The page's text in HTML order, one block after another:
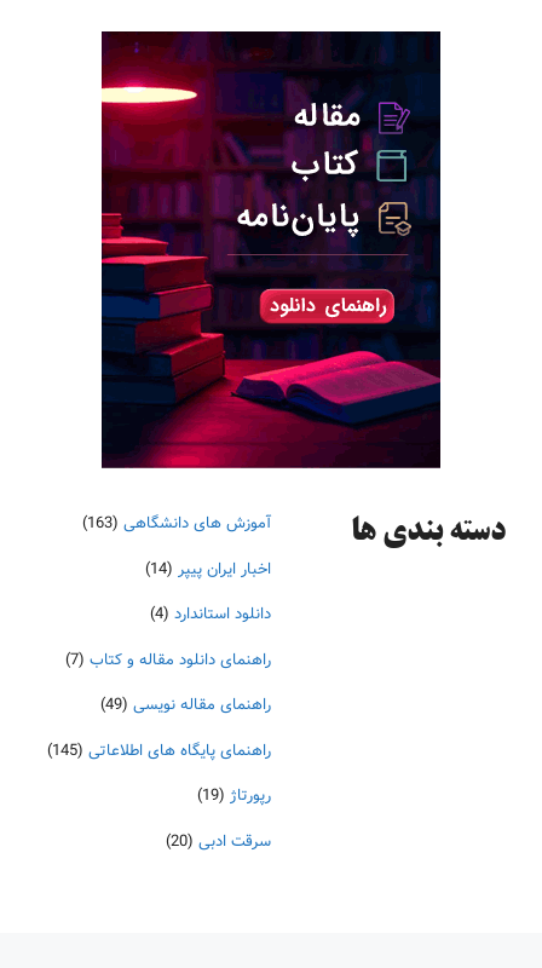
دسته‌ بندی ها آموزش های دانشگاهی (163)
اخبار ایران پیپر (14)
دانلود استاندارد (4)
راهنمای دانلود مقاله و کتاب (7)
راهنمای مقاله نویسی (49)
راهنمای پایگاه های اطلاعاتی (145)
رپورتاژ (19)
سرقت ادبی (20)